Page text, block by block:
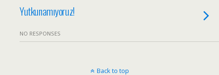
Yutkunamıyoruz!
NO RESPONSES
Back to top